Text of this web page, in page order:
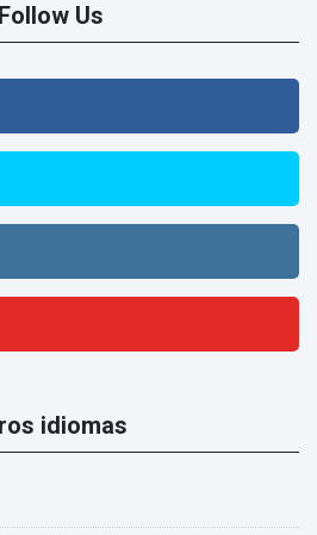
Follow Us
idiomas